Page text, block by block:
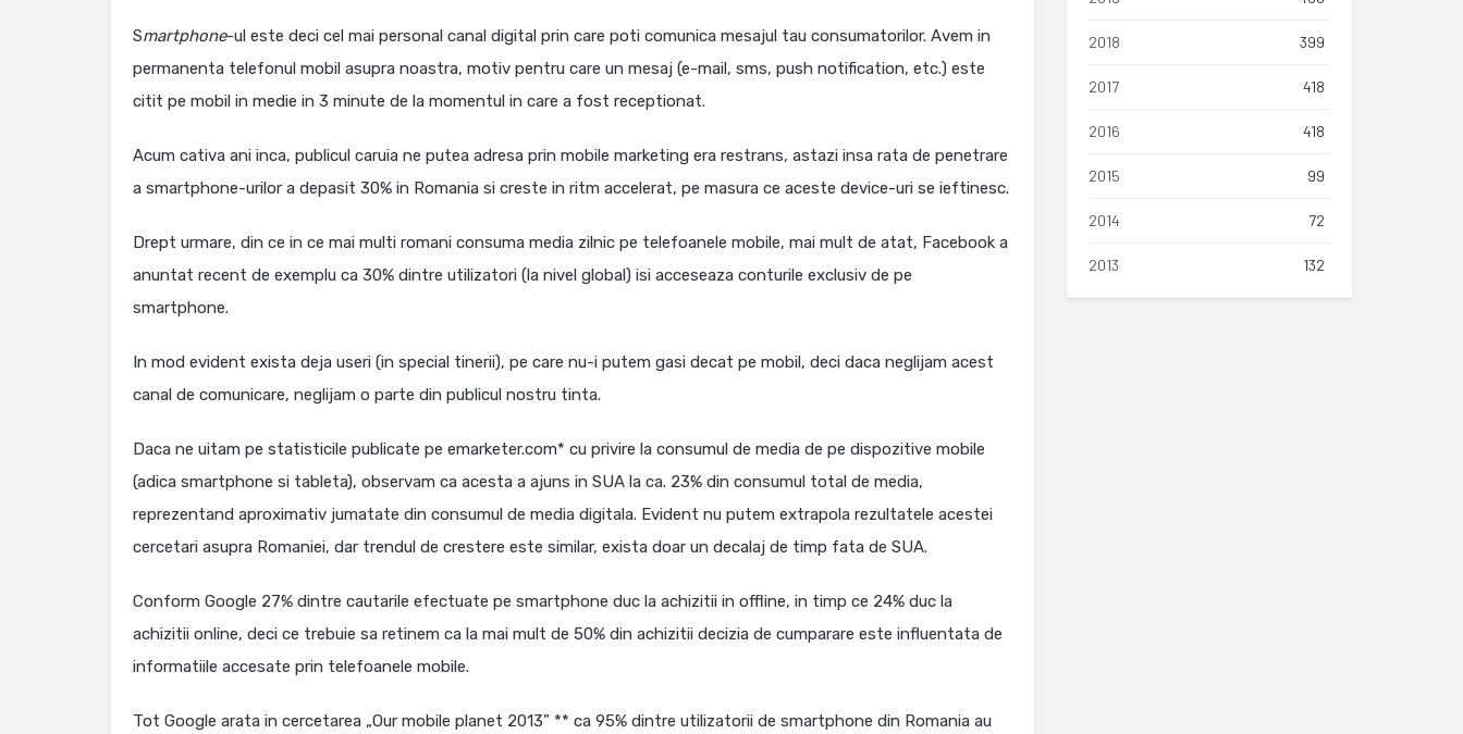
Smartphone-ul este deci cel mai personal canal digital prin care poti comunica mesajul tau consumatorilor. Avem in
permanenta telefonul mobil asupra noastra, motiv pentru care un mesaj (e-mail, sms, push notification, etc.) este
citit pe mobil in medie in 3 minute de la momentul in care a fost receptionat.
Acum cativa ani inca, publicul caruia ne putea adresa prin mobile marketing era restrans, astazi insa rata de penetrare
a smartphone-urilor a depasit 30% in Romania si creste in ritm accelerat, pe masura ce aceste device-uri se ieftinesc.
Drept urmare, din ce in ce mai multi romani consuma media zilnic pe telefoanele mobile, mai mult de atat, Facebook a
anuntat recent de exemplu ca 30% dintre utilizatori (la nivel global) isi acceseaza conturile exclusiv de pe
smartphone.
In mod evident exista deja useri (in special tinerii), pe care nu-i putem gasi decat pe mobil, deci daca neglijam acest
canal de comunicare, neglijam o parte din publicul nostru tinta.
Daca ne uitam pe statisticile publicate pe emarketer.com* cu privire la consumul de media de pe dispozitive mobile
(adica smartphone si tableta), observam ca acesta a ajuns in SUA la ca. 23% din consumul total de media,
reprezentand aproximativ jumatate din consumul de media digitala. Evident nu putem extrapola rezultatele acestei
cercetari asupra Romaniei, dar trendul de crestere este similar, exista doar un decalaj de timp fata de SUA.
Conform Google 27% dintre cautarile efectuate pe smartphone duc la achizitii in offline, in timp ce 24% duc la
achizitii online, deci ce trebuie sa retinem ca la mai mult de 50% din achizitii decizia de cumparare este influentata de
informatiile accesate prin telefoanele mobile.
Tot Google arata in cercetarea „Our mobile planet 2013” ** ca 95% dintre utilizatorii de smartphone din Romania au
2018 399
2017 418
2016 418
2015 99
2014 72
2013 132